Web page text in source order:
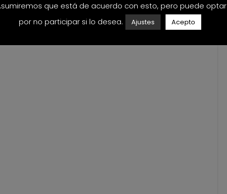
que está de acuerdo con esto, pero puede optar
por no participar si lo desea.
Ajustes Acepto